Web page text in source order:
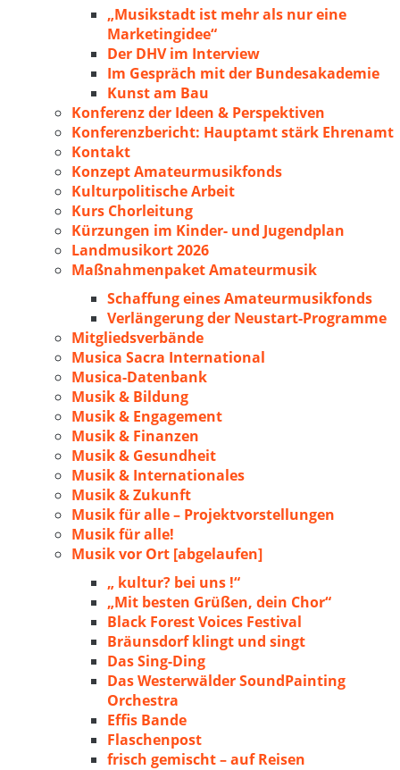
„Musikstadt ist mehr als nur eine
Marketingidee“
Der DHV im Interview
Im Gespräch mit der Bundesakademie
Kunst am Bau
Konferenz der Ideen & Perspektiven
Konferenzbericht: Hauptamt stärk Ehrenamt
Kontakt
Konzept Amateurmusikfonds
Kulturpolitische Arbeit
Kurs Chorleitung
Kürzungen im Kinder- und Jugendplan
Landmusikort 2026
Maßnahmenpaket Amateurmusik
Schaffung eines Amateurmusikfonds
Verlängerung der Neustart-Programme
Mitgliedsverbände
Musica Sacra International
Musica-Datenbank
Musik & Bildung
Musik & Engagement
Musik & Finanzen
Musik & Gesundheit
Musik & Internationales
Musik & Zukunft
Musik für alle – Projektvorstellungen
Musik für alle!
Musik vor Ort [abgelaufen]
„ kultur? bei uns !“
„Mit besten Grüßen, dein Chor“
Black Forest Voices Festival
Bräunsdorf klingt und singt
Das Sing-Ding
Das Westerwälder SoundPainting
Orchestra
Effis Bande
Flaschenpost
frisch gemischt – auf Reisen